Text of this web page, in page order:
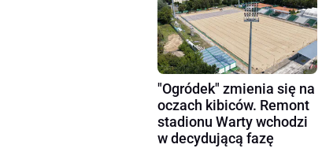
"Ogródek" zmienia się na
oczach kibiców. Remont
stadionu Warty wchodzi
w decydującą fazę